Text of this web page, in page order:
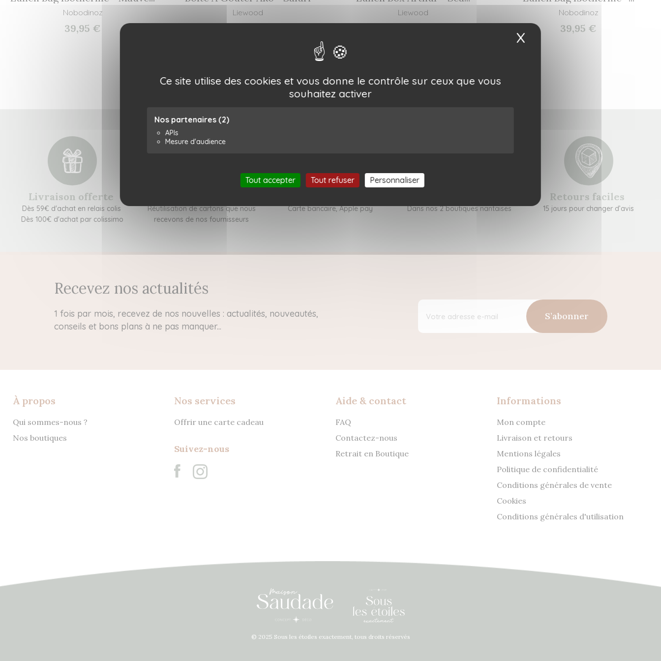
Ce site utilise des cookies et vous donne le contrôle sur ceux que vous
souhaitez activer
Nos partenaires (2)
APIs
Mesure d'audience
Tout accepter Tout refuser Personnaliser
X Masquer le
Nobodinoz
39,95 €
Liewood Liewood Nobodinoz
39,95 €
Livraison offerte
Dès 59€ d'achat en relais colis
Dès 100€ d'achat par colissimo
Réutilisation de cartons que nous
recevons de nos fournisseurs
Carte bancaire, Apple pay Dans nos 2 boutiques nantaises
Retours faciles
15 jours pour changer d’avis
Recevez nos actualités
1 fois par mois, recevez de nos nouvelles : actualités, nouveautés,
conseils et bons plans à ne pas manquer...
S’abonner
À propos
Qui sommes-nous ?
Nos boutiques
Nos services
Offrir une carte cadeau
Suivez-nous
Aide & contact
FAQ
Contactez-nous
Retrait en Boutique
Informations
Mon compte
Livraison et retours
Mentions légales
Politique de confidentialité
Conditions générales de vente
Cookies
Conditions générales d'utilisation
© 2025 Sous les étoiles exactement, tous droits réservés